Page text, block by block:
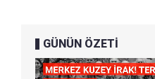
GÜNÜN ÖZETİ